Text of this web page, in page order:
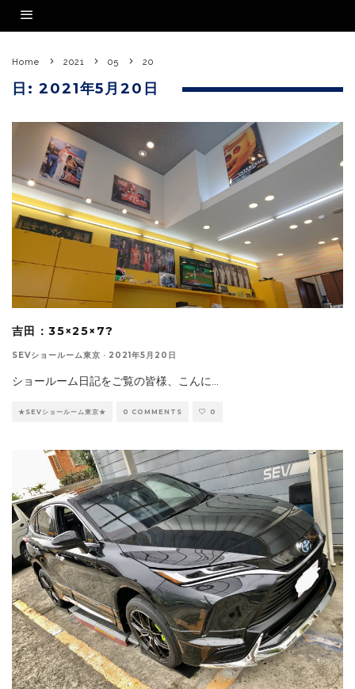
Home 2021 05 20
日:2021年5月20日
吉田：35×25×7?
SEVショールーム東京 · 2021年5月20日
ショールーム日記をご覧の皆様、こんに
★SEVショールーム東京★ 0 COMMENTS 0